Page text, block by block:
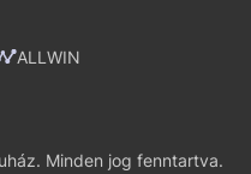
ALLWIN
Minden jog fenntartva.